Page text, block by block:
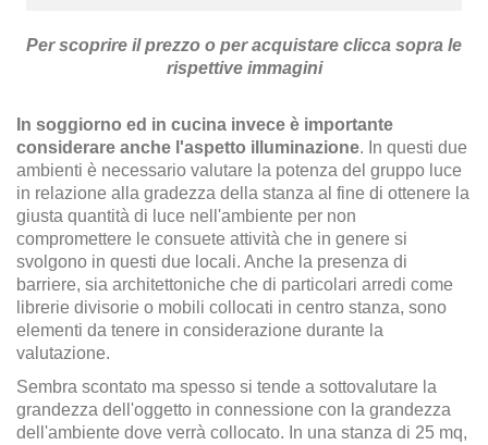
Per scoprire il prezzo o per acquistare clicca sopra le
rispettive immagini
In soggiorno ed in cucina invece è importante
considerare anche l'aspetto illuminazione. In questi due
ambienti è necessario valutare la potenza del gruppo luce
in relazione alla gradezza della stanza al fine di ottenere la
giusta quantità di luce nell'ambiente per non
compromettere le consuete attività che in genere si
svolgono in questi due locali. Anche la presenza di
barriere, sia architettoniche che di particolari arredi come
librerie divisorie o mobili collocati in centro stanza, sono
elementi da tenere in considerazione durante la
valutazione.
Sembra scontato ma spesso si tende a sottovalutare la
grandezza dell'oggetto in connessione con la grandezza
dell'ambiente dove verrà collocato. In una stanza di 25 mq,